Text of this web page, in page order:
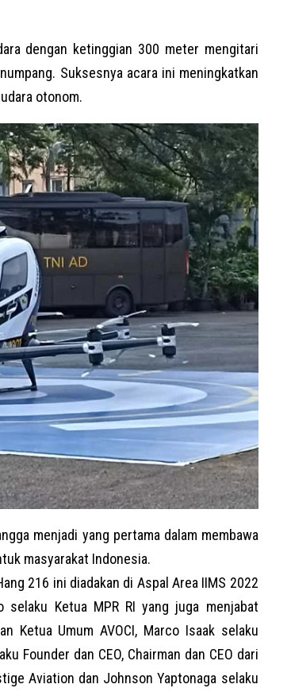
dengan ketinggian 300 meter mengitari
Suksesnya acara ini meningkatkan
otonom.
menjadi yang pertama dalam membawa
masyarakat Indonesia.
216 ini diadakan di Aspal Area IIMS 2022
Ketua MPR RI yang juga menjabat
Ketua Umum AVOCI, Marco Isaak selaku
Founder dan CEO, Chairman dan CEO dari
Aviation dan Johnson Yaptonaga selaku